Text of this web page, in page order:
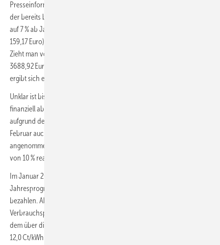
Presseinformation der Stadtwerke München (SWM) beträgt hierfür mit
der bereits berücksichtigten Absenkung der Mehrwertsteuer von 19 %
auf 7 % ab Januar 2023 der Monatsabschlag 307,41 Euro (bisher
159,17 Euro). Die Gaspreisbremse ist dabei noch nicht berücksichtigt.
Zieht man von den sich ohne Gaspreisbremse ergebenden
3688,92 Euro Jahreskosten einen Grundpreis von 162,20 Euro/a ab,
ergibt sich ein Brutto-Arbeitspreis von 18,4446 Ct/kWh.
Unklar ist bisher, ob die ab 2023 etablierte Gaspreisbremse (2. Stufe)
finanziell ab März oder Februar wirksam wird. Nachfolgend wird
aufgrund der im Eckpunktepapier angestrebten Wirksamkeit ab
Februar auch von diesem Zeitpunkt ausgegangen. Gleichzeit wird
angenommen, dass der Gaskunde gegenüber 2022 eine Einsparung
von 10 % realisiert, also nur 18 000 kWh abzurechnen sind.
Im Januar 2023 müsste der Gaskunde aufgrund der unveränderten
Jahresprognose (20 000 kWh) einen Abschlag von 307,41 Euro
bezahlen. Ab Februar 2023 würden dann 80 % der gemittelten
Verbrauchsprognose [0,8 ∙ 20 000 kWh/a : 12 = 1333,3 kWh/Monat] mit
dem über die Gaspreisbremse garantierten Brutto-Arbeitspreis von
12,0 Ct/kWh und 166,7 kWh [(18 000 kWh – 12 ∙ 1333,3 kWh)/12] mit